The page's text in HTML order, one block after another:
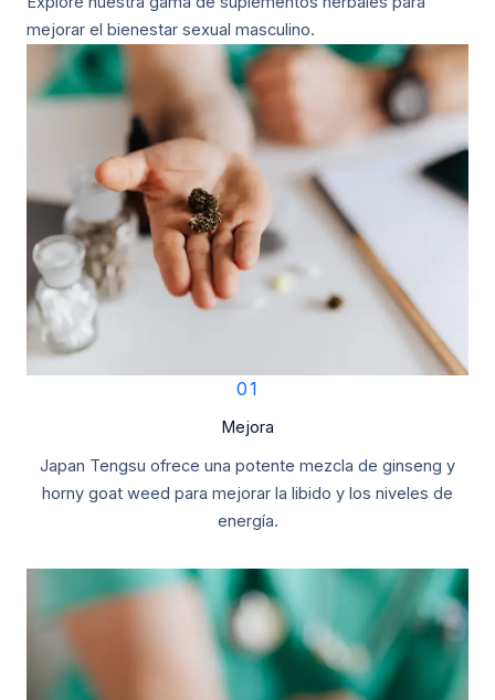
mejorar el bienestar sexual masculino.
01
Mejora
Japan Tengsu ofrece una potente mezcla de ginseng y
horny goat weed para mejorar la libido y los niveles de
energía.